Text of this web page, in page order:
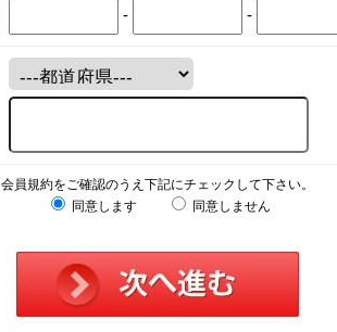
- -
会員規約をご確認のうえ下記にチェックして下さい。
同意します
同意しません